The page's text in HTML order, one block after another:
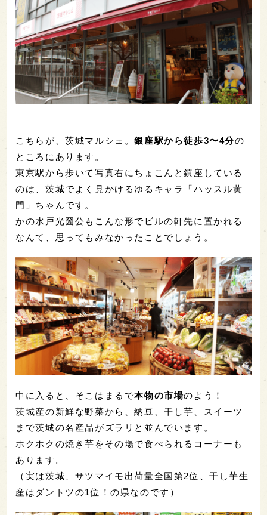
こちらが、茨城マルシェ。銀座駅から徒歩3〜4分の
ところにあります。
東京駅から歩いて写真右にちょこんと鎮座している
のは、茨城でよく見かけるゆるキャラ「ハッスル黄
門」ちゃんです。
かの水戸光圀公もこんな形でビルの軒先に置かれる
なんて、思ってもみなかったことでしょう。
中に入ると、そこはまるで本物の市場のよう！
茨城産の新鮮な野菜から、納豆、干し芋、スイーツ
まで茨城の名産品がズラリと並んでいます。
ホクホクの焼き芋をその場で食べられるコーナーも
あります。
（実は茨城、サツマイモ出荷量全国第2位、干し芋生
産はダントツの1位！の県なのです）